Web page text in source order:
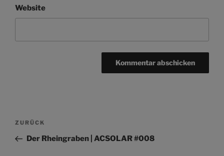
Website
Beitragsnavigation
Vorheriger
Beitrag
ZURÜCK
Der Rheingraben | ACSOLAR #008